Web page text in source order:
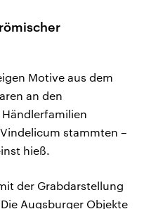
Motive aus dem
an den
stammten –
hieß.
der Grabdarstellung
Augsburger Objekte